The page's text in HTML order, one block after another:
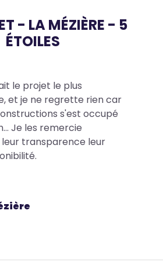
- LA MÉZIÈRE - 5
ÉTOILES
le projet le plus
et je ne regrette rien car
s'est occupé
Je les remercie
transparence leur